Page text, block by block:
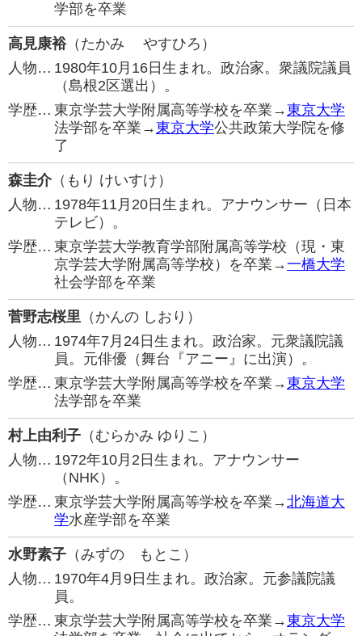
学部を卒業
高見康裕（たかみ やすひろ）
人物… 1980年10月16日生まれ。政治家。衆議院議員
（島根2区選出）。
学歴… 東京学芸大学附属高等学校を卒業→東京大学
法学部を卒業→東京大学公共政策大学院を修
了
森圭介（もり けいすけ）
人物… 1978年11月20日生まれ。アナウンサー（日本
テレビ）。
学歴… 東京学芸大学教育学部附属高等学校（現・東
京学芸大学附属高等学校）を卒業→一橋大学
社会学部を卒業
菅野志桜里 （かんの しおり）
人物… 1974年7月24日生まれ。政治家。元衆議院議
員。元俳優（舞台『アニー』に出演）。
学歴… 東京学芸大学附属高等学校を卒業→東京大学
法学部を卒業
村上由利子 （むらかみ ゆりこ）
人物… 1972年10月2日生まれ。アナウンサー
（NHK）。
学歴… 東京学芸大学附属高等学校を卒業→北海道大
学水産学部を卒業
水野素子 （みずの もとこ）
人物… 1970年4月9日生まれ。政治家。元参議院議
員。
学歴… 東京学芸大学附属高等学校を卒業→東京大学